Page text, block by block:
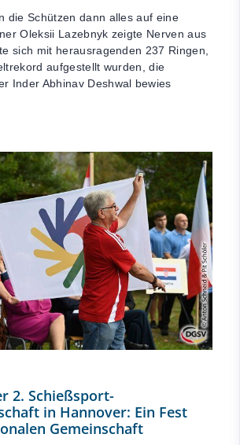
die Schützen dann alles auf eine
Oleksii Lazebnyk zeigte Nerven aus
sich mit herausragenden 237 Ringen,
aufgestellt wurden, die
Inder Abhinav Deshwal bewies
2. Schießsport-
in Hannover: Ein Fest
Gemeinschaft